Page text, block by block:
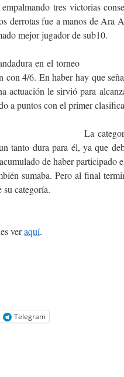
tres victorias
derrotas fue a manos de Ara
mejor jugador de sub10.
en el torneo
con 4/6. En haber hay que
actuación le sirvió para
a puntos con el primer
La
tanto dura para él, ya que
de haber participado
sumaba. Pero al final
categoría.
veraquí.
Telegram